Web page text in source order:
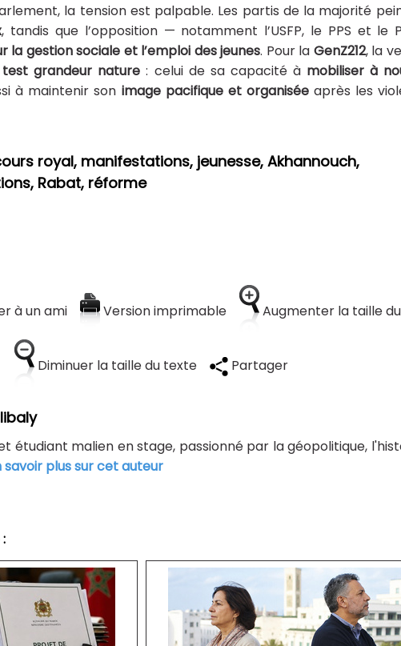
la tension est palpable. Les partis de la majorité
, tandis que l’opposition — notamment l’USFP, le PPS et le
la gestion sociale et l’emploi des jeunes. Pour la GenZ212, la
grandeur nature : celui de sa capacité à mobiliser à
à maintenir son image pacifique et organiséeaprès les
royal, manifestations, jeunesse, Akhannouch,
Rabat, réforme
à un ami Version imprimable Augmenter la taille
Diminuer la taille du texte Partager
étudiant malien en stage, passionné par la géopolitique,
savoir plus sur cet auteur